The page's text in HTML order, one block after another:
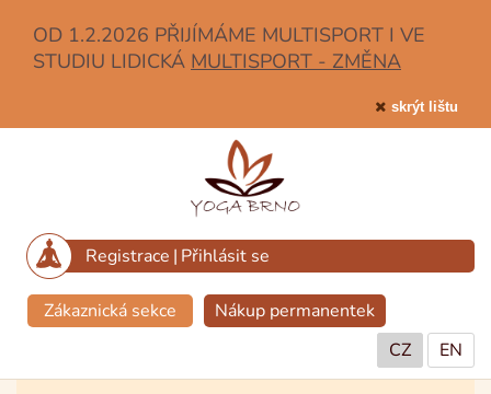
OD 1.2.2026 PŘIJÍMÁME MULTISPORT I VE
STUDIU LIDICKÁ MULTISPORT - ZMĚNA
skrýt lištu
Registrace | Přihlásit se
Zákaznická sekce
Nákup permanentek
CZ
EN